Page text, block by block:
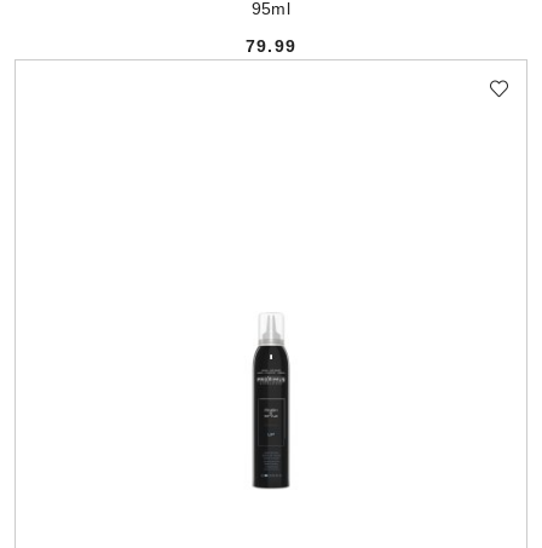
95ml
Cena:
79.99